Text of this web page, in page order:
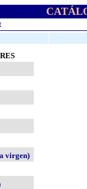
virgen)